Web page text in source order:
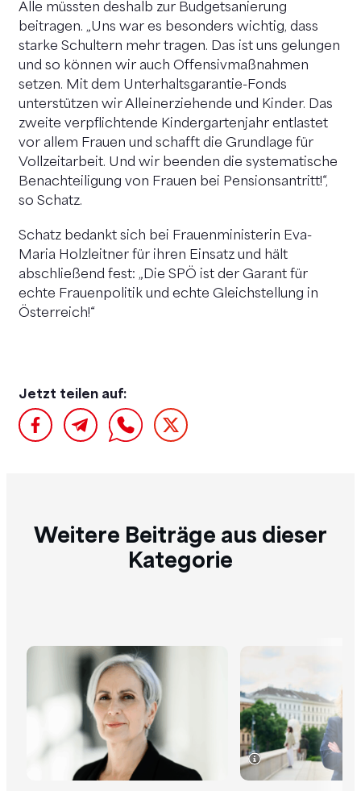
Alle müssten deshalb zur Budgetsanierung
beitragen. „Uns war es besonders wichtig, dass
starke Schultern mehr tragen. Das ist uns gelungen
und so können wir auch Offensivmaßnahmen
setzen. Mit dem Unterhaltsgarantie-Fonds
unterstützen wir Alleinerziehende und Kinder. Das
zweite verpflichtende Kindergartenjahr entlastet
vor allem Frauen und schafft die Grundlage für
Vollzeitarbeit. Und wir beenden die systematische
Benachteiligung von Frauen bei Pensionsantritt!“,
so Schatz.
Schatz bedankt sich bei Frauenministerin Eva-
Maria Holzleitner für ihren Einsatz und hält
abschließend fest: „Die SPÖ ist der Garant für
echte Frauenpolitik und echte Gleichstellung in
Österreich!“
Jetzt teilen auf:
Weitere Beiträge aus dieser
Kategorie